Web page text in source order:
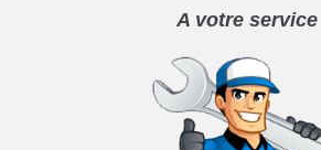
A votre service